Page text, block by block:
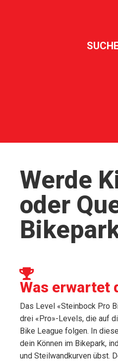
Werde
oder
Was erwartet
Das Level «Steinbock Pro
drei «Pro»-Levels, die auf
Bike League folgen. In
dein Können im Bikepark,
und Steilwandkurven übst.